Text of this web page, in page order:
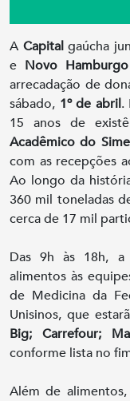
A Capitalgaúcha
e Novo Hamburgo
arrecadação de
sábado, 1º de abril.
15 anos de
Acadêmico do
com as recepções
Ao longo da
360 mil toneladas
cerca de 17 mil
Das 9h às 18h, a
alimentos às
de Medicina da
Unisinos, que
Big; Carrefour;
conforme lista no
Além de